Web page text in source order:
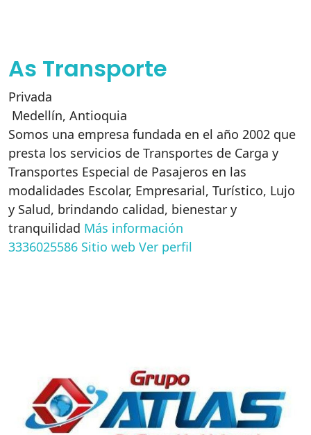
As Transporte
Privada
Medellín, Antioquia
Somos una empresa fundada en el año 2002 que
presta los servicios de Transportes de Carga y
Transportes Especial de Pasajeros en las
modalidades Escolar, Empresarial, Turístico, Lujo
y Salud, brindando calidad, bienestar y
tranquilidad Más información
3336025586 Sitio web Ver perfil